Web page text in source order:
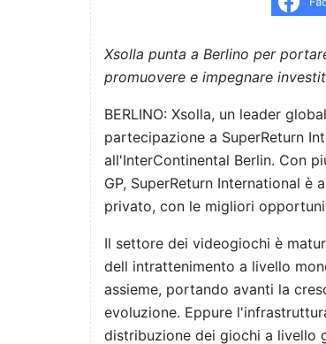
Xsolla punta a Berlino per
promuovere e impegnare
BERLINO: Xsolla, un leader
partecipazione a SuperReturn
all'InterContinental Berlin. Con
GP, SuperReturn International
privato, con le migliori
Il settore dei videogiochi è
dell intrattenimento a livello
assieme, portando avanti la
evoluzione. Eppure
distribuzione dei giochi a livello